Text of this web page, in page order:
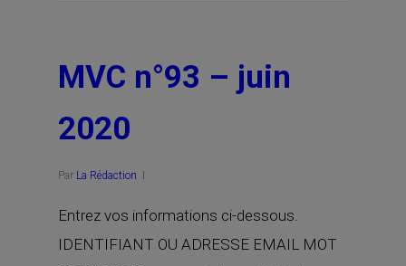
MVC n°93 – juin
2020
Par La Rédaction
Entrez vos informations ci-dessous.
IDENTIFIANT OU ADRESSE EMAIL MOT